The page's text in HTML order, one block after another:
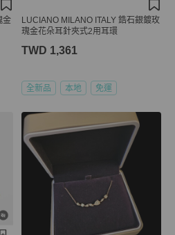
金
LUCIANO MILANO ITALY 鋯石銀鍍玫
瑰金花朵耳針夾式2用耳環
TWD 1,361
全新品 本地 免運